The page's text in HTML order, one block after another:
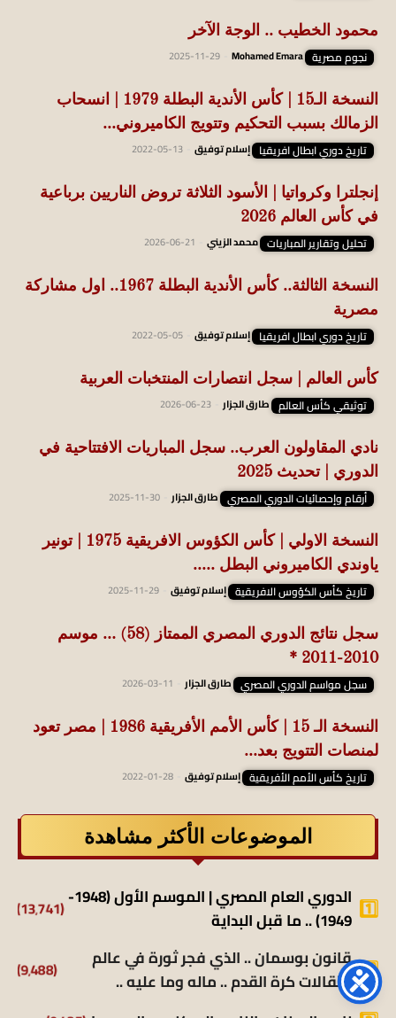
محمود الخطيب .. الوجة الآخر
نجوم مصرية Mohamed Emara
2025-11-29
النسخة الـ15 | كأس الأندية البطلة 1979 | انسحاب
الزمالك بسبب التحكيم وتتويج الكاميروني...
تاريخ دوري ابطال افريقيا إسلام توفيق 2022-05-13
إنجلترا وكرواتيا | الأسود الثلاثة تروض الناريين برباعية
في كأس العالم 2026
تحليل وتقارير المباريات محمد الزيني 2026-06-21
النسخة الثالثة.. كأس الأندية البطلة 1967.. اول مشاركة
مصرية
تاريخ دوري ابطال افريقيا إسلام توفيق 2022-05-05
كأس العالم | سجل انتصارات المنتخبات العربية
توثيقي كأس العالم طارق الجزار 2026-06-23
نادي المقاولون العرب.. سجل المباريات الافتتاحية في
الدوري | تحديث 2025
أرقام وإحصائيات الدوري المصري طارق الجزار 2025-11-30
النسخة الاولي | كأس الكؤوس الافريقية 1975 | تونير
ياوندي الكاميروني البطل .....
تاريخ كأس الكؤوس الافريقية إسلام توفيق 2025-11-29
سجل نتائج الدوري المصري الممتاز (58) … موسم
2010-2011 *
سجل مواسم الدوري المصري طارق الجزار 2026-03-11
النسخة الـ 15 | كأس الأمم الأفريقية 1986 | مصر تعود
لمنصات التتويج بعد...
تاريخ كأس الأمم الأفريقية إسلام توفيق 2022-01-28
الموضوعات الأكثر مشاهدة
الدوري العام المصري | الموسم الأول (1948-
1949) .. ما قبل البداية
(13٬741)
قانون بوسمان .. الذي فجر ثورة في عالم
انتقالات كرة القدم .. ماله وما عليه ..
(9٬488)